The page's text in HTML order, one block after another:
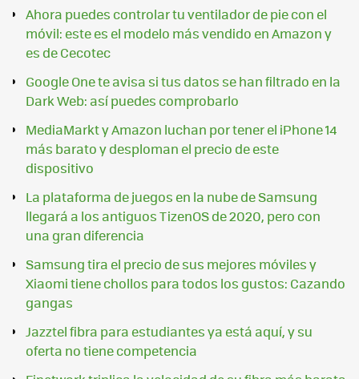
Ahora puedes controlar tu ventilador de pie con el
móvil: este es el modelo más vendido en Amazon y
es de Cecotec
Google One te avisa si tus datos se han filtrado en la
Dark Web: así puedes comprobarlo
MediaMarkt y Amazon luchan por tener el iPhone 14
más barato y desploman el precio de este
dispositivo
La plataforma de juegos en la nube de Samsung
llegará a los antiguos TizenOS de 2020, pero con
una gran diferencia
Samsung tira el precio de sus mejores móviles y
Xiaomi tiene chollos para todos los gustos: Cazando
gangas
Jazztel fibra para estudiantes ya está aquí, y su
oferta no tiene competencia